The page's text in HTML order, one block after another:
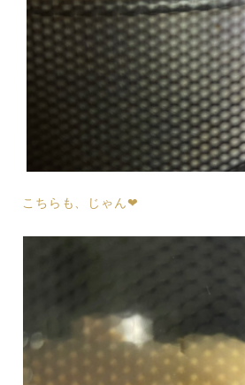
こちらも、じゃん❤︎